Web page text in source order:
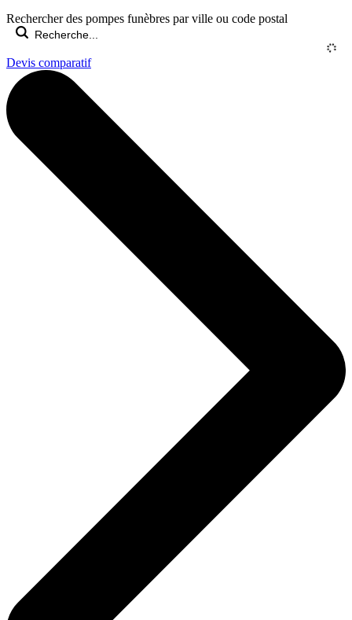
Rechercher des pompes funèbres par ville ou code postal
Devis comparatif